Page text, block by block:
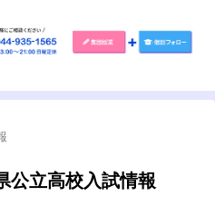
立高校入試情報